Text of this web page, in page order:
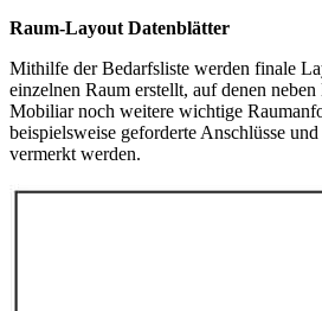
Raum-Layout Datenblätter
Mithilfe der Bedarfsliste werden finale
einzelnen Raum erstellt, auf denen
Mobiliar noch weitere wichtige
beispielsweise geforderte Anschlüsse
vermerkt werden.